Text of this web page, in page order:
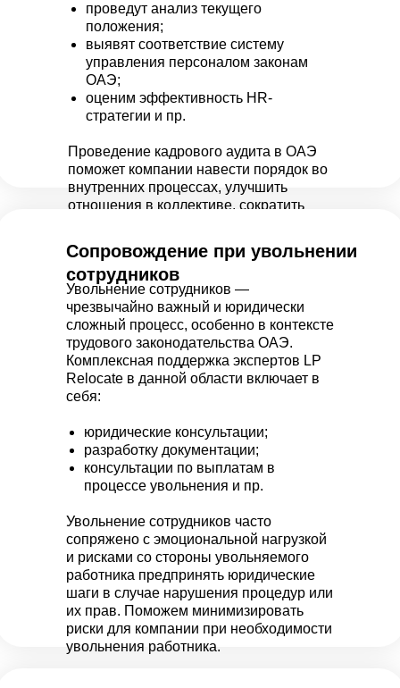
проведут анализ текущего
положения;
выявят соответствие систему
управления персоналом законам
ОАЭ;
оценим эффективность HR-
стратегии и пр.
Проведение кадрового аудита в ОАЭ
поможет компании навести порядок во
внутренних процессах, улучшить
отношения в коллективе, сократить
Увольнение сотрудников —
чрезвычайно важный и юридически
сложный процесс, особенно в контексте
трудового законодательства ОАЭ.
Комплексная поддержка экспертов LP
Relocate в данной области включает в
себя:
юридические консультации;
разработку документации;
консультации по выплатам в
процессе увольнения и пр.
Увольнение сотрудников часто
сопряжено с эмоциональной нагрузкой
и рисками со стороны увольняемого
работника предпринять юридические
шаги в случае нарушения процедур или
их прав. Поможем минимизировать
риски для компании при необходимости
увольнения работника.
Сопровождение при увольнении
сотрудников